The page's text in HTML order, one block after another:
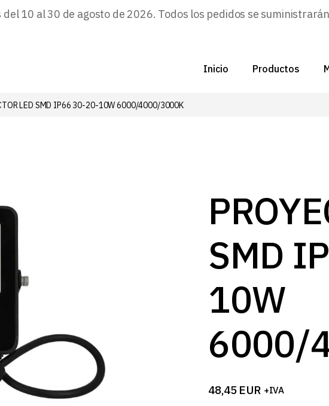
10 al 30 de agosto de 2026. Todos los pedidos se
Inicio Productos
LED SMD IP66 30-20-10W 6000/4000/3000K
SMD
10W
6000/
48,45 EUR +IVA